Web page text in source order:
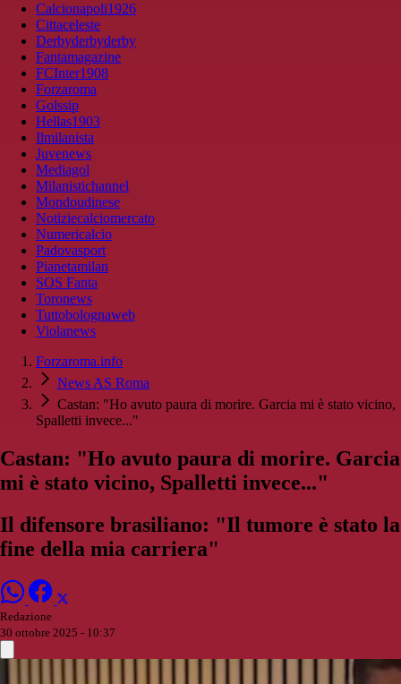
Calcionapoli1926
Cittaceleste
Derbyderbyderby
Fantamagazine
FCInter1908
Forzaroma
Golssip
Hellas1903
Ilmilanista
Juvenews
Mediagol
Milanistichannel
Mondoudinese
Notiziecalciomercato
Numericalcio
Padovasport
Pianetamilan
SOS Fanta
Toronews
Tuttobolognaweb
Violanews
Forzaroma.info
News AS Roma
Castan: "Ho avuto paura di morire. Garcia mi è stato vicino,
Spalletti invece..."
Castan: "Ho avuto paura di morire. Garcia
mi è stato vicino, Spalletti invece..."
Il difensore brasiliano: "Il tumore è stato la
fine della mia carriera"
Redazione
30 ottobre 2025 - 10:37